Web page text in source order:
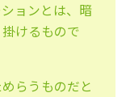
ョンとは、暗
けるもので
らうものだと